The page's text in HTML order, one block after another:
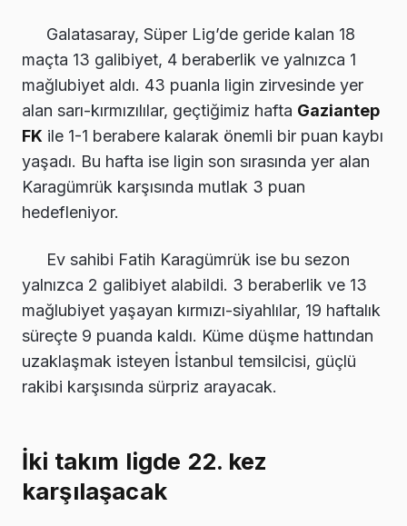
Galatasaray, Süper Lig’de geride kalan 18
maçta 13 galibiyet, 4 beraberlik ve yalnızca 1
mağlubiyet aldı. 43 puanla ligin zirvesinde yer
alan sarı-kırmızılılar, geçtiğimiz hafta Gaziantep
FK ile 1-1 berabere kalarak önemli bir puan kaybı
yaşadı. Bu hafta ise ligin son sırasında yer alan
Karagümrük karşısında mutlak 3 puan
hedefleniyor.
Ev sahibi Fatih Karagümrük ise bu sezon
yalnızca 2 galibiyet alabildi. 3 beraberlik ve 13
mağlubiyet yaşayan kırmızı-siyahlılar, 19 haftalık
süreçte 9 puanda kaldı. Küme düşme hattından
uzaklaşmak isteyen İstanbul temsilcisi, güçlü
rakibi karşısında sürpriz arayacak.
İki takım ligde 22. kez
karşılaşacak